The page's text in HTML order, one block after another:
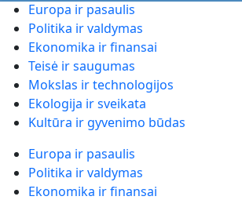
Europa ir pasaulis
Politika ir valdymas
Ekonomika ir finansai
Teisė ir saugumas
Mokslas ir technologijos
Ekologija ir sveikata
Kultūra ir gyvenimo būdas
Europa ir pasaulis
Politika ir valdymas
Ekonomika ir finansai